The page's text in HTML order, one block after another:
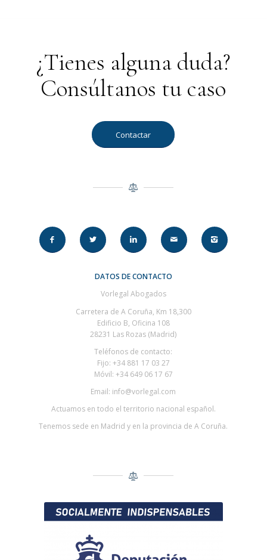
¿Tienes alguna duda?
Consúltanos tu caso
Contactar
DATOS DE CONTACTO
Vorlegal Abogados
Carretera de A Coruña, Km 18,300
Edificio B, Oficina 108
28231 Las Rozas (Madrid)
Teléfonos de contacto:
Fijo: +34 881 17 03 27
Móvil: +34 649 06 17 67
Email: info@vorlegal.com
Actuamos en todo el territorio nacional español.
Tenemos sede en Madrid y en la provincia de A Coruña.